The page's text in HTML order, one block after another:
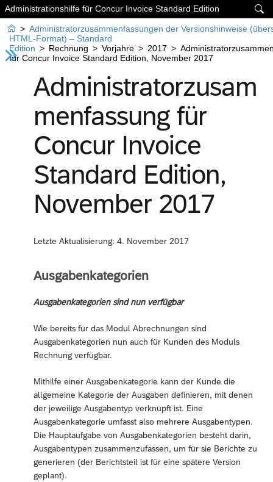

Administrationshilfe für Concur Invoice Standard Edition
 > Administratorzusammenfassungen der Versionshinweise
HTML-Format) – Standard
Edition > Rechnung > Vorjahre > 2017 >
für Concur Invoice Standard Edition, November 2017
Administratorzusam
menfassung für
Concur Invoice
Standard Edition,
November 2017
Letzte Aktualisierung: 4. November 2017
Ausgabenkategorien
Ausgabenkategorien sind nun verfügbar
Wie bereits für das Modul Abrechnungen sind
Ausgabenkategorien nun auch für Kunden des Moduls
Rechnung verfügbar.
Mithilfe einer Ausgabenkategorie kann der Kunde die
allgemeine Kategorie der Ausgaben definieren, mit denen
der jeweilige Ausgabentyp verknüpft ist. Eine
Ausgabenkategorie umfasst also mehrere Ausgabentypen.
Die Hauptaufgabe von Ausgabenkategorien besteht darin,
Ausgabentypen zusammenzufassen, um für sie Berichte zu
generieren (der Berichtsteil ist für eine spätere Version
geplant).